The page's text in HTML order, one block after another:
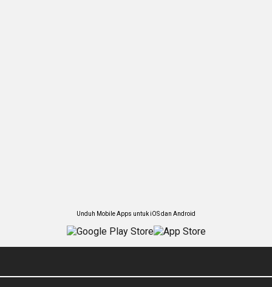
Unduh Mobile Apps untuk iOS dan Android